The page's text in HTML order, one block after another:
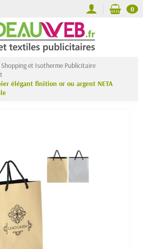
0
Shopping et Isotherme Publicitaire
élégant finition or ou argent NETA